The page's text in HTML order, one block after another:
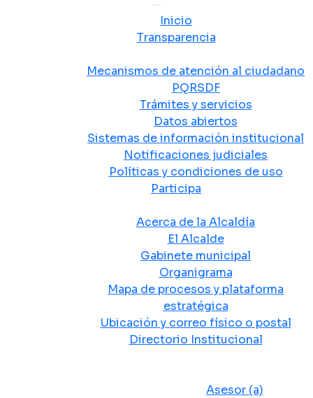
Inicio
Transparencia
Mecanismos de atención al ciudadano
PQRSDF
Trámites y servicios
Datos abiertos
Sistemas de información institucional
Notificaciones judiciales
Políticas y condiciones de uso
Participa
Acerca de la Alcaldía
El Alcalde
Gabinete municipal
Organigrama
Mapa de procesos y plataforma
estratégica
Ubicación y correo físico o postal
Directorio Institucional
Asesor (a)